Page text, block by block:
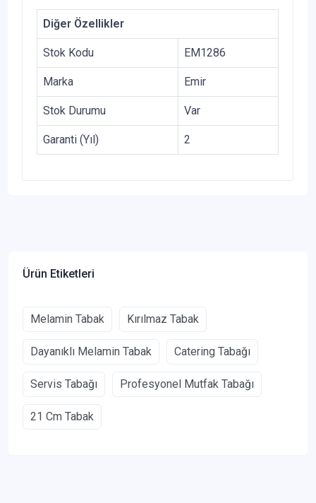
Diğer Özellikler
Stok Kodu EM1286
Marka Emir
Stok Durumu Var
Garanti (Yıl) 2
Ürün Etiketleri
Melamin Tabak Kırılmaz Tabak
Dayanıklı Melamin Tabak Catering Tabağı
Servis Tabağı Profesyonel Mutfak Tabağı
21 Cm Tabak